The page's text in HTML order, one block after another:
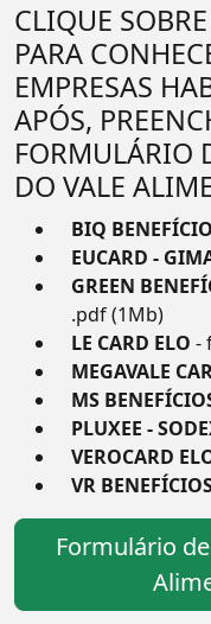
CLIQUE
PARA
EMPRESAS
APÓS,
FORMULÁRIO
DO VALE
BIQ
EUCARD -
GREEN
.pdf (1Mb)
LE CARD ELO -
MEGAVALE
MS
PLUXEE -
VEROCARD
VR
Formulário